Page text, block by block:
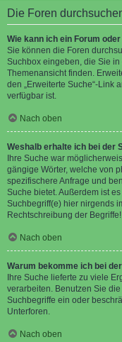
Die Foren
Wie kann ich ein Forum
Sie können die Foren
Suchbox eingeben, die Sie
Themenansicht finden.
den „Erweiterte Suche“-Link
verfügbar ist.
Nach oben
Weshalb erhalte ich bei der
Ihre Suche war
gängige Wörter, welche von
spezifischere Anfrage und
Suche bietet. Außerdem ist
Suchbegriff(e) hier nirgends
Rechtschreibung der Begriffe!
Nach oben
Warum bekomme ich bei
Ihre Suche lieferte zu viele
verarbeiten. Benutzen Sie
Suchbegriffe ein oder
Unterforen.
Nach oben